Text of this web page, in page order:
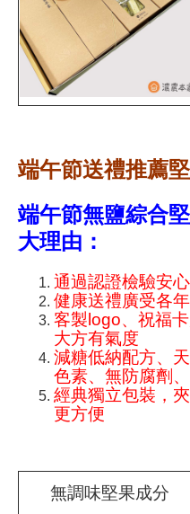
端午節送禮推薦堅
端午節無鹽綜合
大理由：
通過認證檢驗安
健康送禮廣受各
客製logo、祝福
大方有氣度
減糖低納配方、
色素、無防腐劑
經典獨立包裝，
更方便
無調味堅果成分